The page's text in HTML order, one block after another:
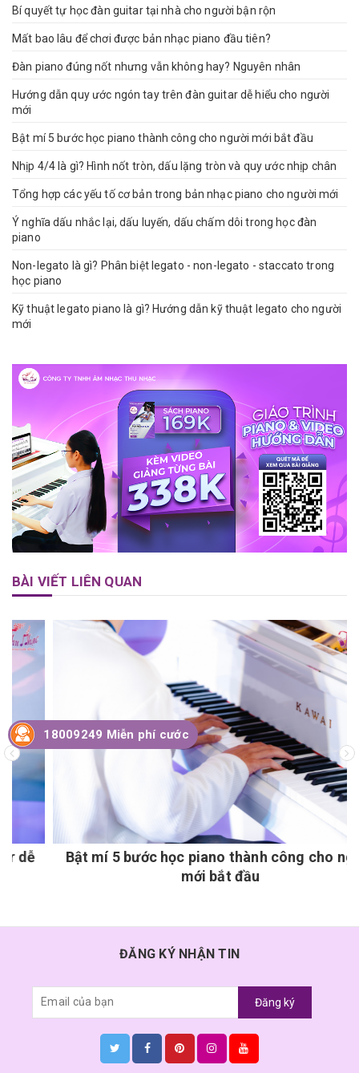
Bí quyết tự học đàn guitar tại nhà cho người bận rộn
Mất bao lâu để chơi được bản nhạc piano đầu tiên?
Đàn piano đúng nốt nhưng vẫn không hay? Nguyên nhân
Hướng dẫn quy ước ngón tay trên đàn guitar dễ hiểu cho người
mới
Bật mí 5 bước học piano thành công cho người mới bắt đầu
Nhịp 4/4 là gì? Hình nốt tròn, dấu lặng tròn và quy ước nhịp chân
Tổng hợp các yếu tố cơ bản trong bản nhạc piano cho người mới
Ý nghĩa dấu nhắc lại, dấu luyến, dấu chấm dôi trong học đàn
piano
Non-legato là gì? Phân biệt legato - non-legato - staccato trong
học piano
Kỹ thuật legato piano là gì? Hướng dẫn kỹ thuật legato cho người
mới
BÀI VIẾT LIÊN QUAN
Bật mí 5 bước học piano thành công cho người
mới bắt đầu
ĐĂNG KÝ NHẬN TIN
Đăng ký
18009249 Miễn phí cước